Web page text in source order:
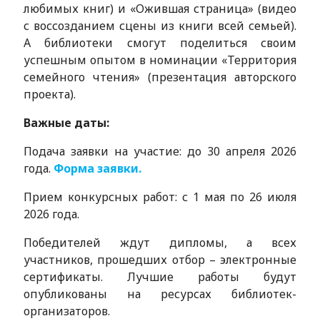
любимых книг) и «Ожившая страница» (видео
с воссозданием сцены из книги всей семьей).
А библиотеки смогут поделиться своим
успешным опытом в номинации «Территория
семейного чтения» (презентация авторского
проекта).
Важные даты:
Подача заявки на участие: до 30 апреля 2026
года. Форма заявки.
Прием конкурсных работ: с 1 мая по 26 июля
2026 года.
Победителей ждут дипломы, а всех
участников, прошедших отбор – электронные
сертификаты. Лучшие работы будут
опубликованы на ресурсах библиотек-
организаторов.